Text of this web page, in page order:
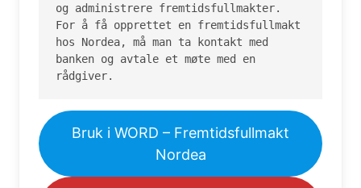
og administrere fremtidsfullmakter.
For å få opprettet en fremtidsfullmakt
hos Nordea, må man ta kontakt med
banken og avtale et møte med en
rådgiver.
Bruk i WORD – Fremtidsfullmakt
Nordea